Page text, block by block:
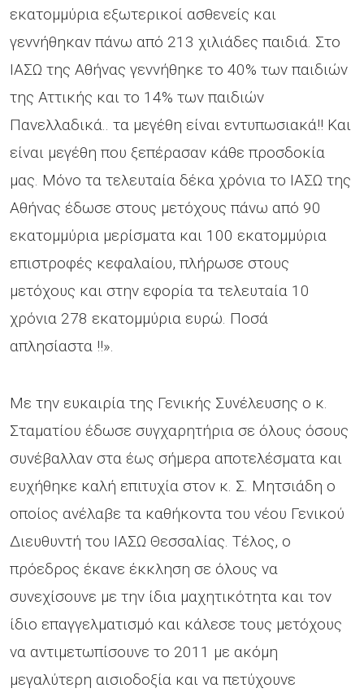
εκατομμύρια εξωτερικοί ασθενείς και
γεννήθηκαν πάνω από 213 χιλιάδες παιδιά. Στο
ΙΑΣΩ της Αθήνας γεννήθηκε το 40% των παιδιών
της Αττικής και το 14% των παιδιών
Πανελλαδικά.. τα μεγέθη είναι εντυπωσιακά!! Και
είναι μεγέθη που ξεπέρασαν κάθε προσδοκία
μας. Μόνο τα τελευταία δέκα χρόνια το ΙΑΣΩ της
Αθήνας έδωσε στους μετόχους πάνω από 90
εκατομμύρια μερίσματα και 100 εκατομμύρια
επιστροφές κεφαλαίου, πλήρωσε στους
μετόχους και στην εφορία τα τελευταία 10
χρόνια 278 εκατομμύρια ευρώ. Ποσά
απλησίαστα !!».
Με την ευκαιρία της Γενικής Συνέλευσης ο κ.
Σταματίου έδωσε συγχαρητήρια σε όλους όσους
συνέβαλλαν στα έως σήμερα αποτελέσματα και
ευχήθηκε καλή επιτυχία στον κ. Σ. Μητσιάδη ο
οποίος ανέλαβε τα καθήκοντα του νέου Γενικού
Διευθυντή του ΙΑΣΩ Θεσσαλίας. Τέλος, ο
πρόεδρος έκανε έκκληση σε όλους να
συνεχίσουνε με την ίδια μαχητικότητα και τον
ίδιο επαγγελματισμό και κάλεσε τους μετόχους
να αντιμετωπίσουνε το 2011 με ακόμη
μεγαλύτερη αισιοδοξία και να πετύχουνε